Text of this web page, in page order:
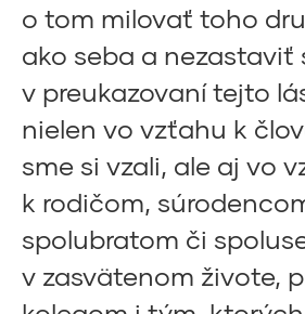
o tom milovať toho
ako seba a nezastaviť
v preukazovaní tejto
nielen vo vzťahu k
sme si vzali, ale aj vo
k rodičom,
spolubratom či
v zasvätenom živote,